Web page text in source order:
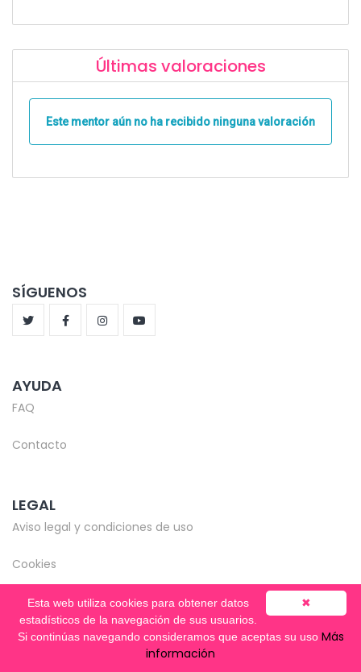
Últimas valoraciones
Este mentor aún no ha recibido ninguna valoración
SÍGUENOS
AYUDA
FAQ
Contacto
LEGAL
Aviso legal y condiciones de uso
Cookies
© Copyright 2020-2026 -Mentooring
✖
Esta web utiliza cookies para obtener datos
estadísticos de la navegación de sus usuarios.
Si continúas navegando consideramos que aceptas su uso Más
información